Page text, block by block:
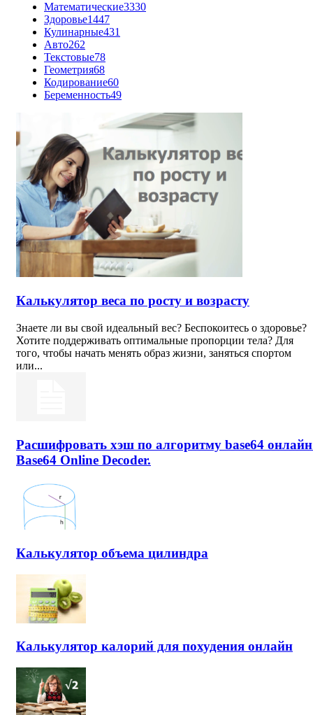
Математические3330
Здоровье1447
Кулинарные431
Авто262
Текстовые78
Геометрия68
Кодирование60
Беременность49
Калькулятор веса по росту и возрасту
Знаете ли вы свой идеальный вес? Беспокоитесь о здоровье?
Хотите поддерживать оптимальные пропорции тела? Для
того, чтобы начать менять образ жизни, заняться спортом
или...
Расшифровать хэш по алгоритму base64
Base64 Online Decoder.
Калькулятор объема цилиндра
Калькулятор калорий для похудения онлайн